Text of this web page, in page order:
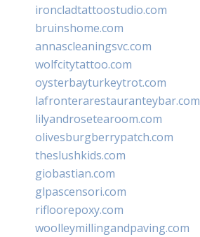
ironcladtattoostudio.com
bruinshome.com
annascleaningsvc.com
wolfcitytattoo.com
oysterbayturkeytrot.com
lafronterarestauranteybar.com
lilyandrosetearoom.com
olivesburgberrypatch.com
theslushkids.com
giobastian.com
glpascensori.com
rifloorepoxy.com
woolleymillingandpaving.com